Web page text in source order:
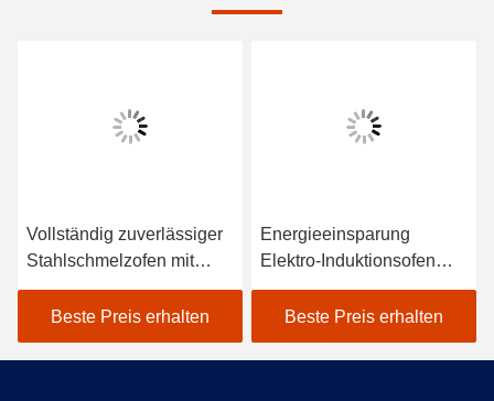
Vollständig zuverlässiger
Stahlschmelzofen mit
geringer Wartung
Beste Preis erhalten
Energieeinsparung
Elektro-Induktionsofen
Schmelzstahl
Niedrigwartung
Beste Preis erhalten